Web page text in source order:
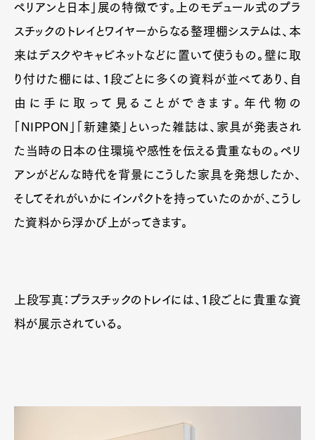
ペリアンと日本」展の特徴です。上のモデュール式のプラ
スチックのトレイとワイヤーからなる整理棚システムは、本
来はデスクやキャビネットなどに置いて使うもの。壁に取
り付けた棚には、１段ごとに多くの資料が並べてあり、自
由に手に取って見ることができます。年代物の
「NIPPON」「新建築」といった雑誌は、家具が発表され
た当時の日本の住環境や感性を伝える貴重なもの。ペリ
アンがどんな時代を背景にこうした家具を発想したか、
そしてそれがいかにインパクトを持っていたのかが、こうし
た資料から浮かび上がってきます。
上段写真：プラスチックのトレイには、１段ごとに貴重な資
料が展示されている。